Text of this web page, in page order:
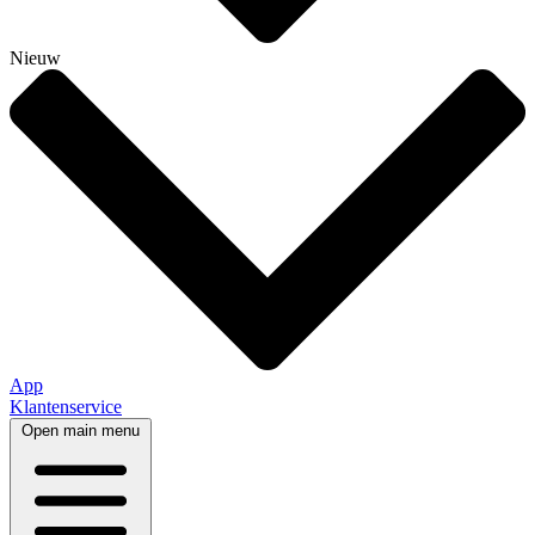
Nieuw
App
Klantenservice
Open main menu